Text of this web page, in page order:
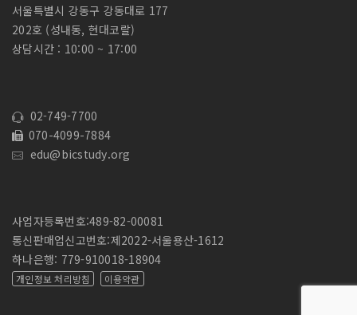
서울특별시 강동구 강동대로 177
202호 (성내동, 현대코랄)
상담시간 : 10:00 ~ 17:00
02-749-7700
070-4099-7884
edu@bicstudy.org
사업자등록번호:489-82-00081
통신판매업신고번호:제2022-서울용산-1612
하나은행: 779-910018-18904
개인정보 처리방침 이용약관